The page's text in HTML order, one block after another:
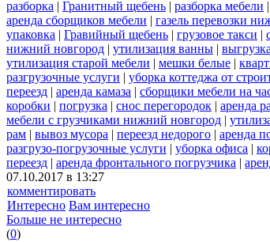
разборка | Гранитный щебень | разборка мебели |
аренда сборщиков мебели | газель перевозки
упаковка | Гравийный щебень | грузовое такси |
нижний новгород | утилизация ванны | выгрузка
утилизация старой мебели | мешки белые |
разгрузочные услуги | уборка коттеджа от
переезд | аренда камаза | сборщики мебели на
коробки | погрузка | снос перегородок | аренда
мебели с грузчиками нижний новгород |
рам | вывоз мусора | переезд недорого | аренда
разгрузо-погрузочные услуги | уборка офиса |
переезд | аренда фронтального погрузчика |
07.10.2017 в 13:27
комментировать
Интересно Вам интересно
Больше не интересно
(0)